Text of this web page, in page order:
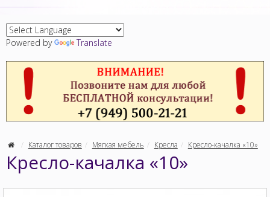
Powered by Translate
Каталог товаров Мягкая мебель Кресла Кресло-качалка «10»
Кресло-качалка «10»